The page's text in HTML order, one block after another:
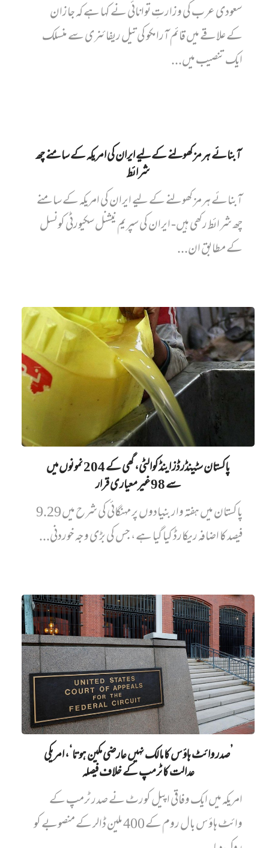
سعودی عرب کی وزارتِ توانائی نے کہا ہے کہ جازان
کے علاقے میں قائم آرامکو کی تیل ریفائنری سے منسلک
ایک تنصیب میں...
آبنائے ہرمز کھولنے کے لیے ایران کی امریکہ کے سامنے چھ
شرائط
آبنائے ہرمز کھولنے کے لیے ایران کی امریکہ کے سامنے
چھ شرائط رکھی ہیں- ایران کی سپریم نیشنل سکیورٹی کونسل
کے مطابق ان...
پاکستان سٹینڈرڈز اینڈ کوالٹی، گھی کے 204 نمونوں میں‌
سے 98 غیرمعیاری قرار
پاکستان میں ہفتہ وار بنیادوں پر مہنگائی کی شرح میں 9.29
فیصد کا اضافہ ریکارڈ کیا گیا ہے، جس کی بڑی وجہ خوردنی...
’صدر وائٹ ہاؤس کا مالک نہیں‌ عارضی مکین ہوتا‘، امریکی
عدالت کا ٹرمپ کے خلاف فیصلہ
امریکہ میں ایک وفاقی اپیل کورٹ نے صدر ٹرمپ کے
وائٹ ہاؤس بال روم کے 400 ملین ڈالر کے منصوبے کو